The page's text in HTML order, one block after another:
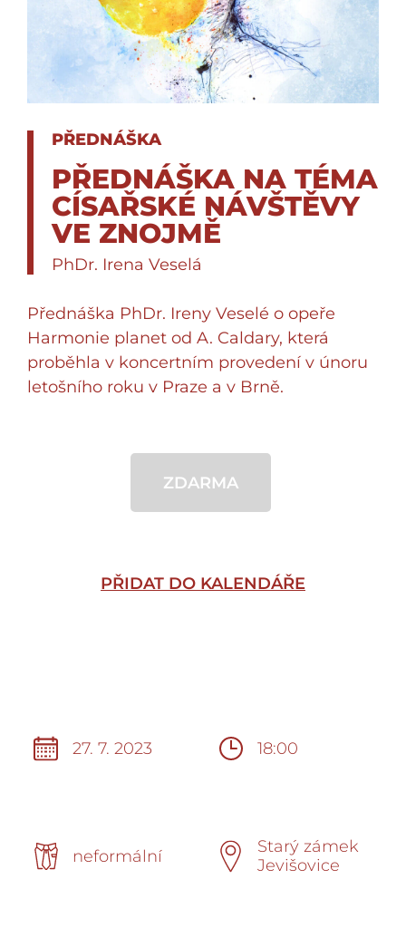
PŘEDNÁŠKA
PŘEDNÁŠKA NA TÉMA
CÍSAŘSKÉ NÁVŠTĚVY
VE ZNOJMĚ
PhDr. Irena Veselá
Přednáška PhDr. Ireny Veselé o opeře
Harmonie planet od A. Caldary, která
proběhla v koncertním provedení v únoru
letošního roku v Praze a v Brně.
ZDARMA
PŘIDAT DO KALENDÁŘE
27. 7. 2023 18:00
neformální
Starý zámek
Jevišovice